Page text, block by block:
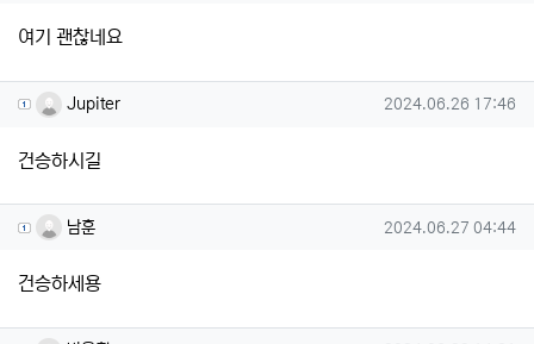
여기 괜찮네요
Jupiter님의 댓글
Jupiter 작성일
2024.06.26 17:46
건승하시길
남훈님의 댓글
남훈 작성일
2024.06.27 04:44
건승하세용